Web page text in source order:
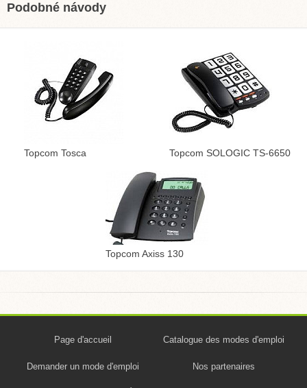
Podobné návody
Topcom Tosca Topcom SOLOGIC TS-6650
Topcom Axiss 130
Page d'accueil Catalogue des modes d'emploi
Demander un mode d'emploi Nos partenaires